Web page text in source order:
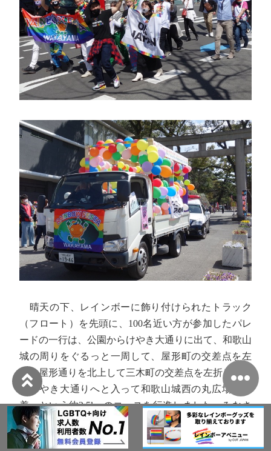
晴天の下、レインボーに飾り付けられたトラック
（フロート）を先頭に、100名近い方が参加したパレ
ードの一行は、公園からけやき大通りに出て、和歌山
城の周りをぐるっと一周して、屋形町の交差点を左
折、屋形通りを北上して三木町の交差点を左折し、再
びけやき大通りへと入って和歌山城西の丸広場に帰
着、という約2.5kmのコースを行進しました。みなさ
ん最初から最後まで元気よくノリノリで歩き、沿道の
人たちに手を振ったりしていました（振り返してくれ